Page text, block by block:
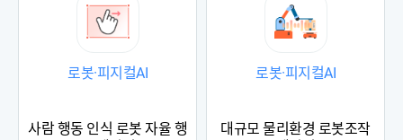
로봇·피지컬AI
사람 행동 인식 로봇 자율 행
로봇·피지컬AI
대규모 물리환경 로봇조작